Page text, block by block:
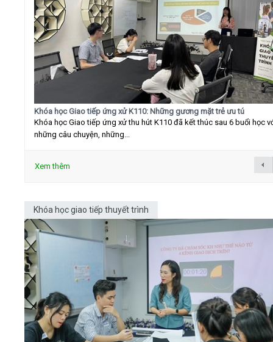
Khóa học Giao tiếp ứng xử K110: Những gương mặt trẻ ưu tú
Khóa học Giao tiếp ứng xử thu hút K110 đã kết thúc sau 6 buổi học
những câu chuyện, những...
Xem thêm
Khóa học giao tiếp thuyết trình